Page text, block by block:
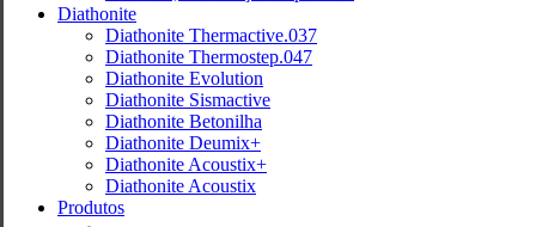
Diathonite
Diathonite Thermactive.037
Diathonite Thermostep.047
Diathonite Evolution
Diathonite Sismactive
Diathonite Betonilha
Diathonite Deumix+
Diathonite Acoustix+
Diathonite Acoustix
Produtos